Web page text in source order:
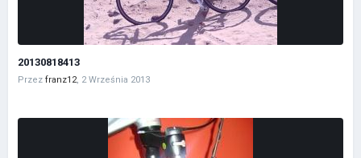
20130818413
Przez franz12, 2 Września 2013